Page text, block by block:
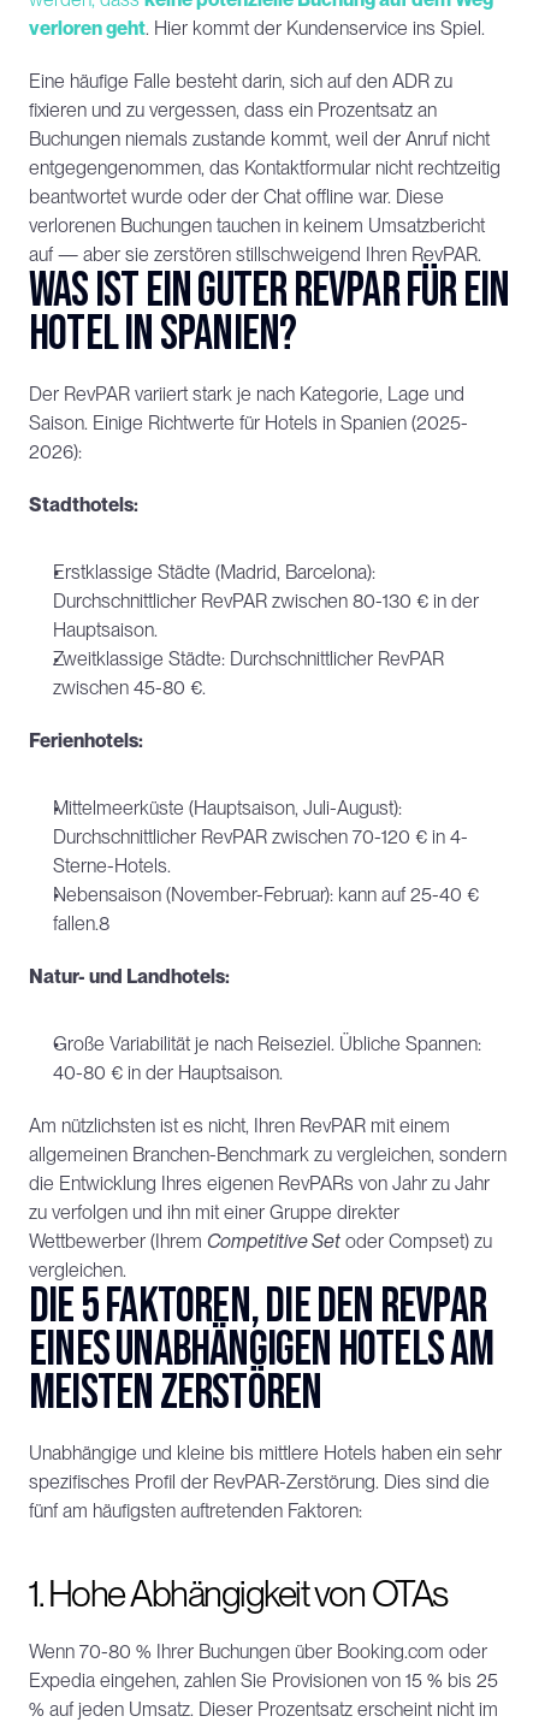
verloren geht. Hier kommt der Kundenservice ins Spiel.
Eine häufige Falle besteht darin, sich auf den ADR zu
fixieren und zu vergessen, dass ein Prozentsatz an
Buchungen niemals zustande kommt, weil der Anruf nicht
entgegengenommen, das Kontaktformular nicht rechtzeitig
beantwortet wurde oder der Chat offline war. Diese
verlorenen Buchungen tauchen in keinem Umsatzbericht
auf — aber sie zerstören stillschweigend Ihren RevPAR.
Was ist ein guter RevPAR für ein
Hotel in Spanien?
Der RevPAR variiert stark je nach Kategorie, Lage und
Saison. Einige Richtwerte für Hotels in Spanien (2025-
2026):
Stadthotels:
Erstklassige Städte (Madrid, Barcelona):
Durchschnittlicher RevPAR zwischen 80-130 € in der
Hauptsaison.
Zweitklassige Städte: Durchschnittlicher RevPAR
zwischen 45-80 €.
Ferienhotels:
Mittelmeerküste (Hauptsaison, Juli-August):
Durchschnittlicher RevPAR zwischen 70-120 € in 4-
Sterne-Hotels.
Nebensaison (November-Februar): kann auf 25-40 €
fallen.8
Natur- und Landhotels:
Große Variabilität je nach Reiseziel. Übliche Spannen:
40-80 € in der Hauptsaison.
Am nützlichsten ist es nicht, Ihren RevPAR mit einem
allgemeinen Branchen-Benchmark zu vergleichen, sondern
die Entwicklung Ihres eigenen RevPARs von Jahr zu Jahr
zu verfolgen und ihn mit einer Gruppe direkter
Wettbewerber (Ihrem Competitive Set oder Compset) zu
vergleichen.
Die 5 Faktoren, die den RevPAR
eines unabhängigen Hotels am
meisten zerstören
Unabhängige und kleine bis mittlere Hotels haben ein sehr
spezifisches Profil der RevPAR-Zerstörung. Dies sind die
fünf am häufigsten auftretenden Faktoren:
1. Hohe Abhängigkeit von OTAs
Wenn 70-80 % Ihrer Buchungen über Booking.com oder
Expedia eingehen, zahlen Sie Provisionen von 15 % bis 25
% auf jeden Umsatz. Dieser Prozentsatz erscheint nicht im